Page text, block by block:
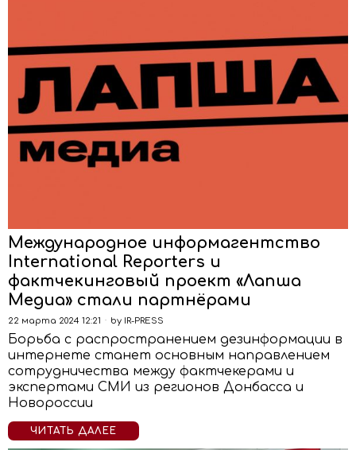
Международное информагентство
International Reporters и
фактчекинговый проект «Лапша
Медиа» стали партнёрами
22 марта 2024 12:21 by IR-PRESS
Борьба с распространением дезинформации в
интернете станет основным направлением
сотрудничества между фактчекерами и
экспертами СМИ из регионов Донбасса и
Новороссии
ЧИТАТЬ ДАЛЕЕ